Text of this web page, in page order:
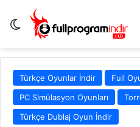
Dış görünümü değiştir
Türkçe Oyunlar İndir Full
PC Simülasyon Oyunları
Türkçe Dublaj Oyun İndir